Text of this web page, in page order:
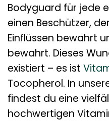
Bodyguard für jede
einen Beschützer,
Einflüssen bewahrt
bewahrt. Dieses
existiert – es ist
Tocopherol. In
findest du eine
hochwertigen